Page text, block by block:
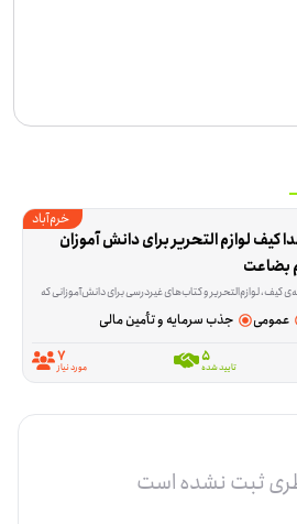
خرم‌آباد
بضاعت
لوازم‌التحریر و کتاب‌های غیردرسی برای دانش‌آموزانی که در شروع سال تحصیلی یا در مسیر درس‌خواندن با کمبود روبه‌رو هستند، موضوع اصلی این فرصت است.
عمومی جذب سرمایه و تأمین مالی
5
تایید شده 7
مورد نیاز
ثبت نشده است